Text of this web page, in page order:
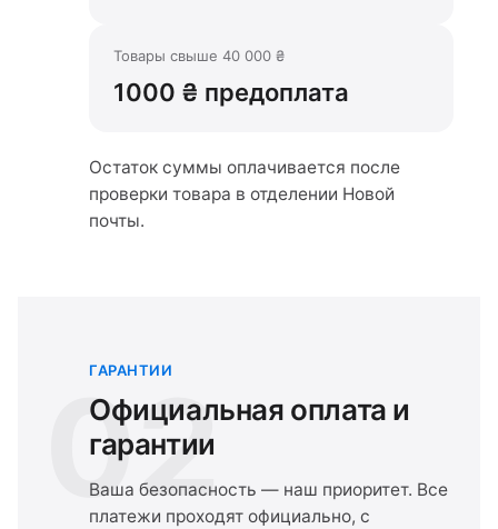
Товары свыше 40 000 ₴
1000 ₴ предоплата
Остаток суммы оплачивается после
проверки товара в отделении Новой
почты.
02
ГАРАНТИИ
Официальная оплата и
гарантии
Ваша безопасность — наш приоритет. Все
платежи проходят официально, с